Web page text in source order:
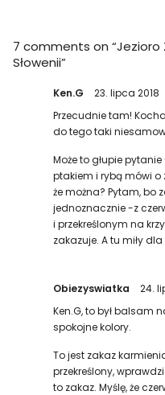
7 comments on “Jezioro
Słowenii”
Ken.G
23. lipca 2018
Przecudnie tam!
do tego taki
Może to głupie
ptakiem i rybą mówi o
że można? Pytam, bo
jednoznacznie -z
i przekreślonym na
zakazuje. A tu miły
Obiezyswiatka
24.
Ken.G, to był balsam
spokojne kolory.
To jest zakaz
przekreślony,
to zakaz. Myślę, że